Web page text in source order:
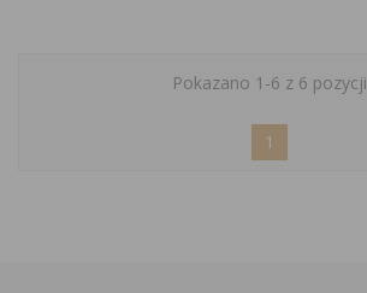
Pokazano 1-6 z 6 pozycji
1